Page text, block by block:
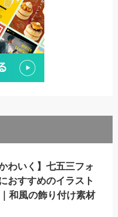
わいく】七五三フォ
おすすめのイラスト
和風の飾り付け素材